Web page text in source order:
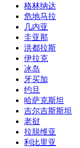
格林纳达
危地马拉
几内亚
圭亚那
洪都拉斯
伊拉克
冰岛
牙买加
约旦
哈萨克斯坦
吉尔吉斯斯坦
老挝
拉脱维亚
利比里亚